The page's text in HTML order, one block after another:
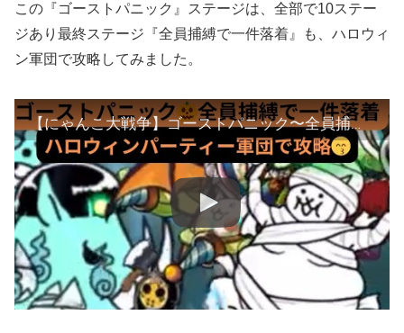
この『ゴーストパニック』ステージは、全部で10ステー
ジあり最終ステージ『全員捕縛で一件落着』も、ハロウィ
ン軍団で攻略してみました。
【にゃんこ大戦争】ゴーストパニック〜全員捕縛で一件落着❣️ハロウィン🎃パーティー軍団で攻略😙